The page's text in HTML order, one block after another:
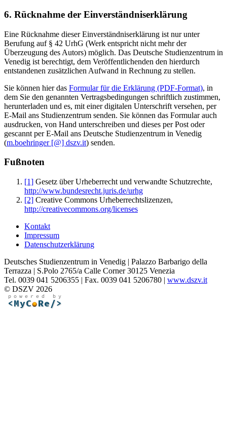
6. Rücknahme der Einverständniserklärung
Eine Rücknahme dieser Einverständniserklärung ist nur unter
Berufung auf § 42 UrhG (Werk entspricht nicht mehr der
Überzeugung des Autors) möglich. Das Deutsche Studienzentrum in
Venedig ist berechtigt, dem Veröffentlichenden den hierdurch
entstandenen zusätzlichen Aufwand in Rechnung zu stellen.
Sie können hier das Formular für die Erklärung (PDF-Format), in
dem Sie den genannten Vertragsbedingungen schriftlich zustimmen,
herunterladen und es, mit einer digitalen Unterschrift versehen, per
E-Mail ans Studienzentrum senden. Sie können das Formular auch
ausdrucken, von Hand unterschreiben und dieses per Post oder
gescannt per E-Mail ans Deutsche Studienzentrum in Venedig
(m.boehringer [@] dszv.it) senden.
Fußnoten
[1] Gesetz über Urheberrecht und verwandte Schutzrechte,
http://www.bundesrecht.juris.de/urhg
[2] Creative Commons Urheberrechtslizenzen,
http://creativecommons.org/licenses
Kontakt
Impressum
Datenschutzerklärung
Deutsches Studienzentrum in Venedig | Palazzo Barbarigo della
Terrazza | S.Polo 2765/a Calle Corner 30125 Venezia
Tel. 0039 041 5206355 | Fax. 0039 041 5206780 | www.dszv.it
© DSZV 2026